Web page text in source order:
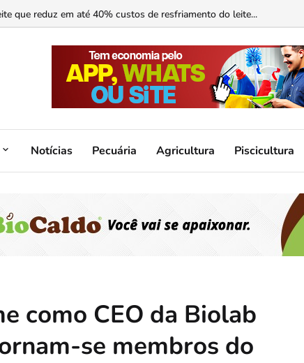
ajuda?...
Notícias Pecuária Agricultura Piscicultura
como CEO da Biolab
se membros do